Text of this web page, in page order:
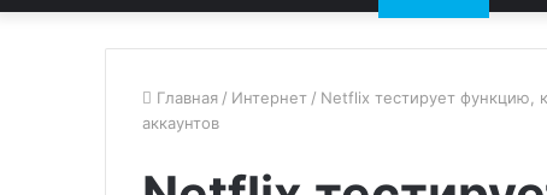
Главная / Интернет / Netflix тестирует функцию,
аккаунтов